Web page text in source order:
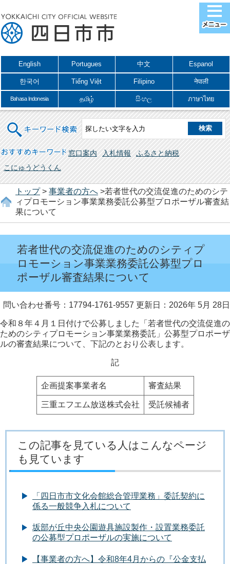
English Portugues 中文 Espanol
한국어 Tiếng Việt Filipino नेपाली
Bahasa Indonesia தமிழ் සිංහල ภาษาไทย
キーワード検索
おすすめキーワード 窓口案内 入札情報
ふるさと納税
こにゅうどうくん
トップ> 事業者の方へ >若者世代の交流促進のためのシテ
ィプロモーション事業業務委託公募型プロポーザル審査結
果について
若者世代の交流促進のためのシティプ
ロモーション事業業務委託公募型プロ
ポーザル審査結果について
問い合わせ番号：17794-1761-9557 更新日：2026年 5月 28日
令和８年４月１日付けで公募しました「若者世代の交流促進の
ためのシティプロモーション事業業務委託」公募型プロポーザ
ルの審査結果について、下記のとおり公表します。
記
企画提案事業者名 審査結果
三重エフエム放送株式会社 受託候補者
この記事を見ている人はこんなページ
も見ています
「四日市市文化会館総合管理業務」委託契約に
係る一般競争入札について
坂部が丘中央公園遊具施設製作・設置業務委託
の公募型プロポーザルの実施について
【事業者の方へ】令和8年4月からの『公金支払